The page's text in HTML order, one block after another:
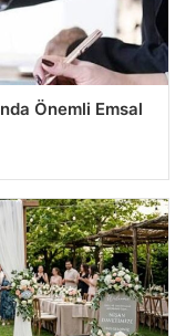
Önemli Emsal